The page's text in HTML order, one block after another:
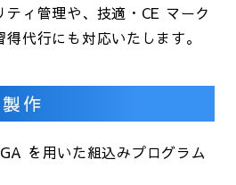
ティ管理や、技適・CE マーク
代行にも対応いたします。
作
を用いた組込みプログラム